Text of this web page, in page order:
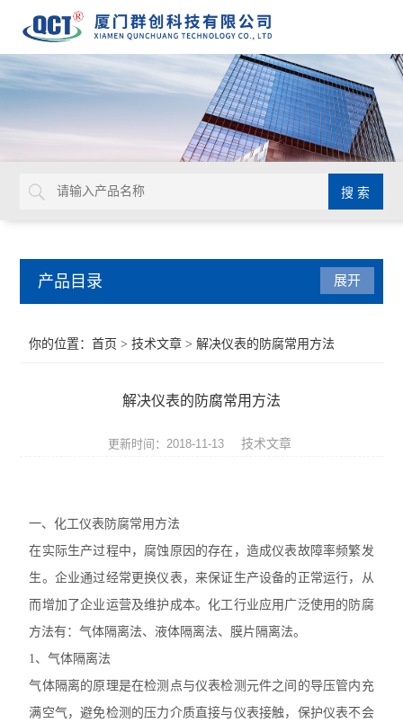
产品目录
水质分析仪表
电气设备
泵阀机电产品
展开
你的位置：首页 >技术文章 > 解决仪表的防腐常用方法
解决仪表的防腐常用方法
更新时间：2018-11-13 技术文章
一、化工仪表防腐常用方法
在实际生产过程中，腐蚀原因的存在，造成仪表故障率频繁发
生。企业通过经常更换仪表，来保证生产设备的正常运行，从
而增加了企业运营及维护成本。化工行业应用广泛使用的防腐
方法有：气体隔离法、液体隔离法、膜片隔离法。
1、气体隔离法
气体隔离的原理是在检测点与仪表检测元件之间的导压管内充
满空气，避免检测的压力介质直接与仪表接触，保护仪表不会